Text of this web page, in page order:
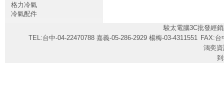
格力冷氣
冷氣配件
駿太電腦3C批發經
TEL:台中-04-22470788 嘉義-05-286-2929 楊梅-03-4311551 FAX:台
鴻奕